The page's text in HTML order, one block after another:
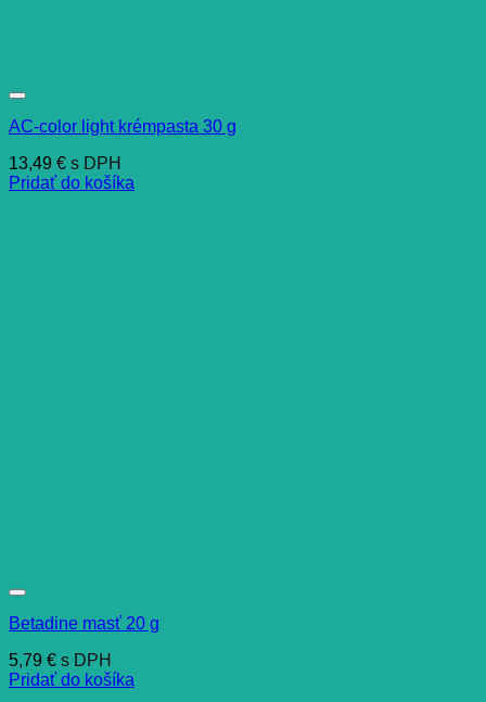
AC-color light krémpasta 30 g
13,49 € s DPH
Pridať do košíka
Betadine masť 20 g
5,79 € s DPH
Pridať do košíka